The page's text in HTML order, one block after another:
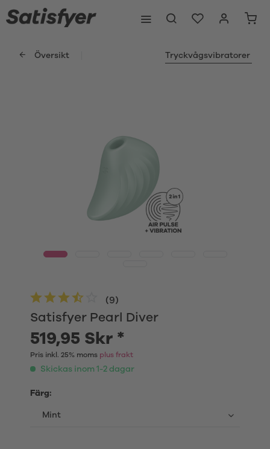
Översikt Tryckvågsvibratorer
Satisfyer Pearl Diver
(9)
519,95 Skr *
Pris inkl. 25% moms plus frakt
Skickas inom 1-2 dagar
Färg: